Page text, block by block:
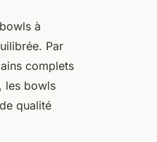
à
Par
complets
les bowls
qualité